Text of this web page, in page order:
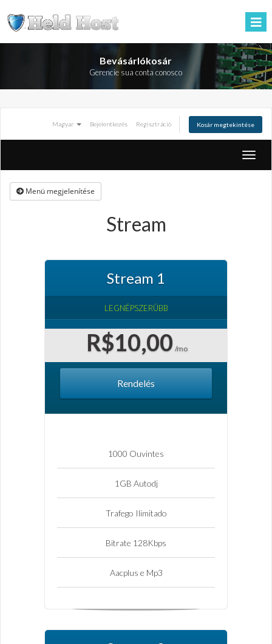
Bevásárlókosár
Gerencie sua conta conosco
Magyar Bejelentkezés Regisztráció Kosár megtekintése
Váltás
a
Menü megjelenítése
Stream
Stream 1
LEGNÉPSZERÜBB
R$10,00 /mo
Rendelés
1000 Ouvintes
1GB Autodj
Trafego Ilimitado
Bitrate 128Kbps
Aacplus e Mp3